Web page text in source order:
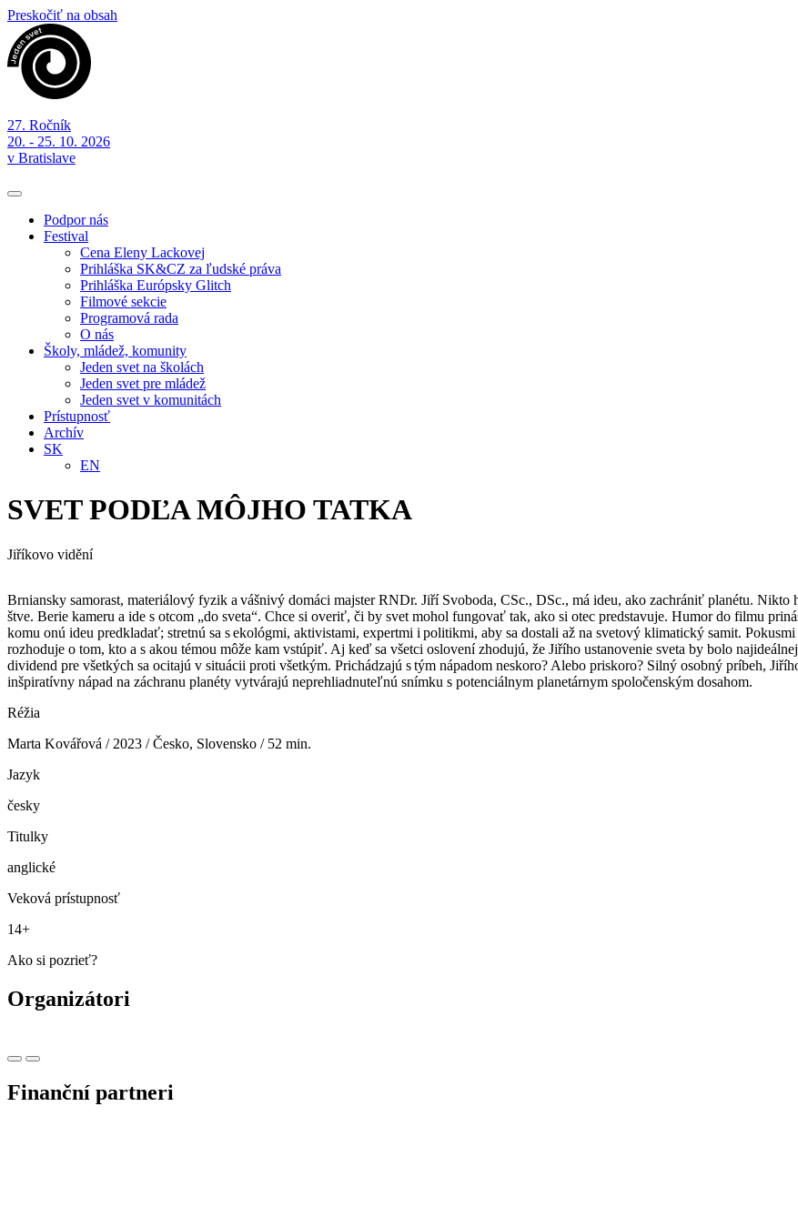
Preskočiť na obsah
27. Ročník
20. - 25. 10. 2026
v Bratislave
Podpor nás
Festival
Cena Eleny Lackovej
Prihláška SK&CZ za ľudské práva
Prihláška Európsky Glitch
Filmové sekcie
Programová rada
O nás
Školy, mládež, komunity
Jeden svet na školách
Jeden svet pre mládež
Jeden svet v komunitách
Prístupnosť
Archív
SK
EN
SVET PODĽA MÔJHO TATKA
Jiříkovo vidění
Brniansky samorast, materiálový fyzik a vášnivý domáci majster RNDr. Jiří Svoboda, CSc., DSc., má ideu, ako zachrániť planétu.
štve. Berie kameru a ide s otcom „do sveta“. Chce si overiť, či by svet mohol fungovať tak, ako si otec predstavuje. Humor do filmu
komu onú ideu predkladať; stretnú sa s ekológmi, aktivistami, expertmi i politikmi, aby sa dostali až na svetový klimatický samit.
rozhoduje o tom, kto a s akou témou môže kam vstúpiť. Aj keď sa všetci oslovení zhodujú, že Jiřího ustanovenie sveta by bolo
dividend pre všetkých sa ocitajú v situácii proti všetkým. Prichádzajú s tým nápadom neskoro? Alebo priskoro? Silný osobný príbeh,
inšpiratívny nápad na záchranu planéty vytvárajú neprehliadnuteľnú snímku s potenciálnym planetárnym spoločenským dosahom.
Réžia
Marta Kovářová / 2023 / Česko, Slovensko / 52 min.
Jazyk
česky
Titulky
anglické
Veková prístupnosť
14+
Ako si pozrieť?
Organizátori
Finanční partneri